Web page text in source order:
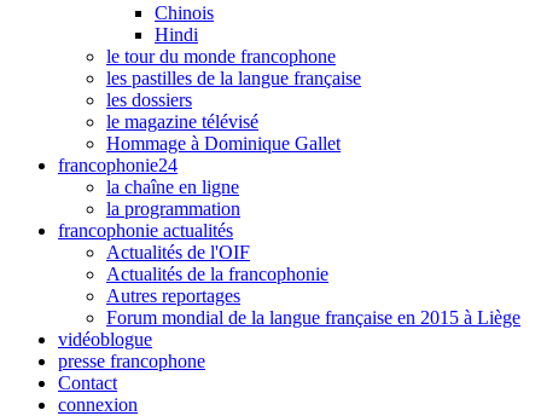
Chinois
Hindi
le tour du monde francophone
les pastilles de la langue française
les dossiers
le magazine télévisé
Hommage à Dominique Gallet
francophonie24
la chaîne en ligne
la programmation
francophonie actualités
Actualités de l'OIF
Actualités de la francophonie
Autres reportages
Forum mondial de la langue française en 2015 à Liège
vidéoblogue
presse francophone
Contact
connexion